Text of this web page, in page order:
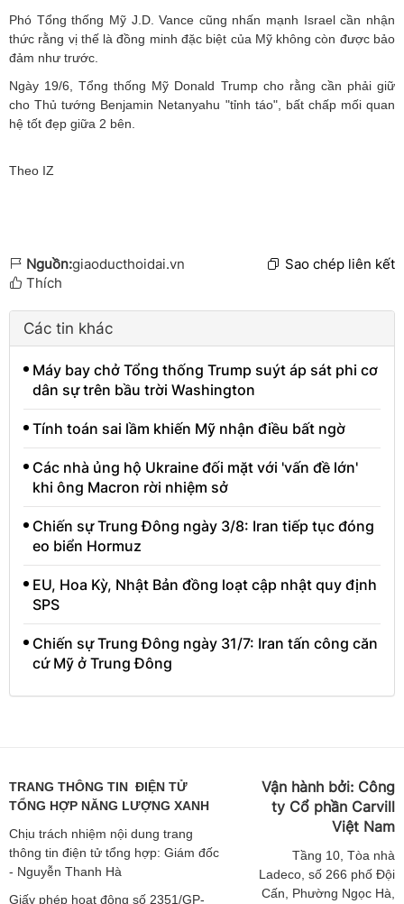
Phó Tổng thống Mỹ J.D. Vance cũng nhấn mạnh Israel cần nhận
thức rằng vị thế là đồng minh đặc biệt của Mỹ không còn được bảo
đảm như trước.
Ngày 19/6, Tổng thống Mỹ Donald Trump cho rằng cần phải giữ
cho Thủ tướng Benjamin Netanyahu "tỉnh táo", bất chấp mối quan
hệ tốt đẹp giữa 2 bên.
Theo IZ
Nguồn:giaoducthoidai.vn
Sao chép liên kết
Thích
Các tin khác
Máy bay chở Tổng thống Trump suýt áp sát phi cơ
dân sự trên bầu trời Washington
Tính toán sai lầm khiến Mỹ nhận điều bất ngờ
Các nhà ủng hộ Ukraine đối mặt với 'vấn đề lớn'
khi ông Macron rời nhiệm sở
Chiến sự Trung Đông ngày 3/8: Iran tiếp tục đóng
eo biển Hormuz
EU, Hoa Kỳ, Nhật Bản đồng loạt cập nhật quy định
SPS
Chiến sự Trung Đông ngày 31/7: Iran tấn công căn
cứ Mỹ ở Trung Đông
TRANG THÔNG TIN ĐIỆN TỬ
TỔNG HỢP NĂNG LƯỢNG XANH
Chịu trách nhiệm nội dung trang
thông tin điện tử tổng hợp: Giám đốc
- Nguyễn Thanh Hà
Giấy phép hoạt động số 2351/GP-
Vận hành bởi: Công
ty Cổ phần Carvill
Việt Nam
Tầng 10, Tòa nhà
Ladeco, số 266 phố Đội
Cấn, Phường Ngọc Hà,